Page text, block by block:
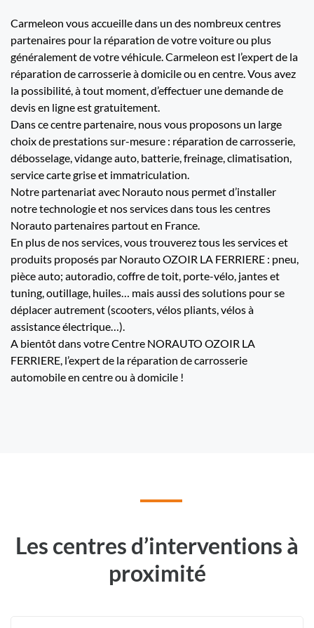
Carmeleon vous accueille dans un des nombreux centres
partenaires pour la réparation de votre voiture ou plus
généralement de votre véhicule. Carmeleon est l’expert de la
réparation de carrosserie à domicile ou en centre. Vous avez
la possibilité, à tout moment, d’effectuer une demande de
devis en ligne est gratuitement.
Dans ce centre partenaire, nous vous proposons un large
choix de prestations sur-mesure : réparation de carrosserie,
débosselage, vidange auto, batterie, freinage, climatisation,
service carte grise et immatriculation.
Notre partenariat avec Norauto nous permet d’installer
notre technologie et nos services dans tous les centres
Norauto partenaires partout en France.
En plus de nos services, vous trouverez tous les services et
produits proposés par Norauto OZOIR LA FERRIERE : pneu,
pièce auto; autoradio, coffre de toit, porte-vélo, jantes et
tuning, outillage, huiles… mais aussi des solutions pour se
déplacer autrement (scooters, vélos pliants, vélos à
assistance électrique…).
A bientôt dans votre Centre NORAUTO OZOIR LA
FERRIERE, l’expert de la réparation de carrosserie
automobile en centre ou à domicile !
Les centres d’interventions à
proximité